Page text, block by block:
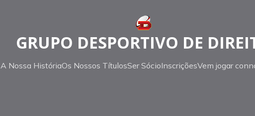
GRUPO DESPORTIVO DE
A Nossa HistóriaOs Nossos TítulosSer SócioInscriçõesVem jogar